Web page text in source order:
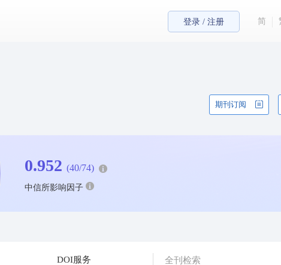
登录 / 注册 简
期刊订阅
0.952 (40/74)
中信所影响因子
DOI服务